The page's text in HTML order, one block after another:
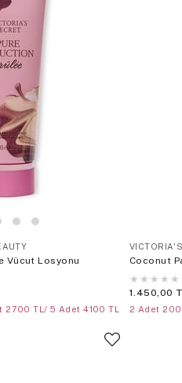
Vücut Losyonu
TL/ 5 Adet 4100 TL
Coconut
★ ★ ★ ★ ★
1.450,00
2 Adet